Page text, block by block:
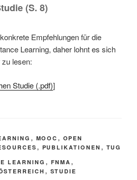
(S. 8)
Empfehlungen für die
Learning, daher lohnt es sich
lesen:
Studie (.pdf)]
, MOOC , OPEN
, PUBLIKATIONEN , TUG
LEARNING , FNMA ,
, STUDIE